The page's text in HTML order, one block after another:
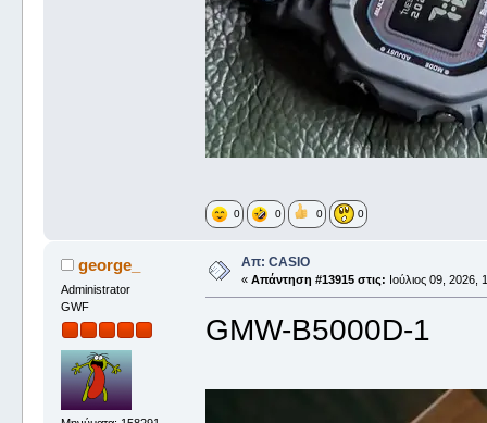
0 0 0 0
george_
Administrator
GWF
Απ: CASIO
« Απάντηση #13915 στις: Ιούλιος 09, 2026,
GMW-B5000D-1